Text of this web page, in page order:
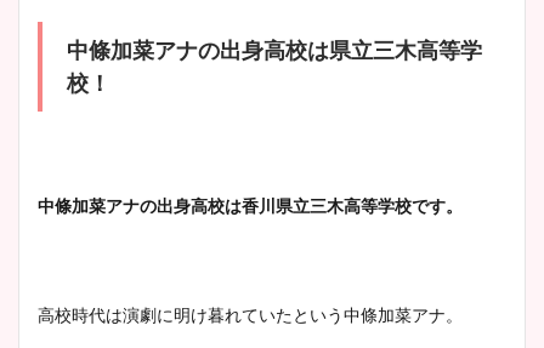
中條加菜アナの出身高校は県立三木高等学
校！
中條加菜アナの出身高校は香川県立三木高等学校です。
高校時代は演劇に明け暮れていたという中條加菜アナ。